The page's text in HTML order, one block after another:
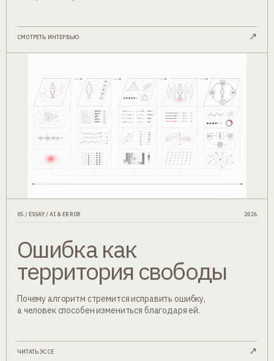
СМОТРЕТЬ ИНТЕРВЬЮ ↗
05 / ESSAY / AI & ERROR 2026
Ошибка как
территория свободы
Почему алгоритм стремится исправить ошибку,
а человек способен измениться благодаря ей.
ЧИТАТЬ ЭССЕ ↗